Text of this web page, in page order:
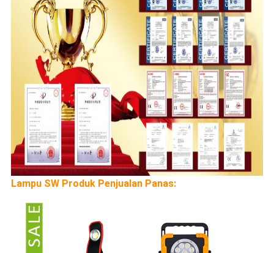
Lampu SW Produk Penjualan Panas: